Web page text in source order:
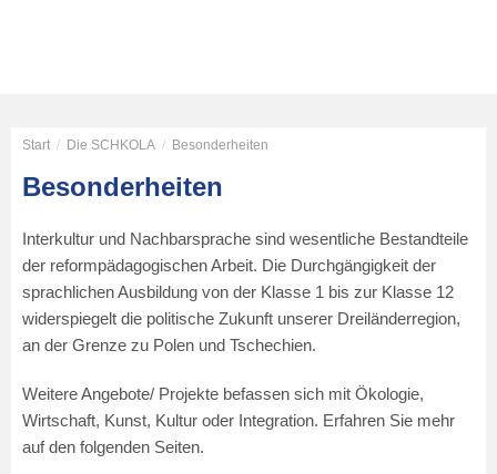
Start / Die SCHKOLA / Besonderheiten
Besonderheiten
Interkultur und Nachbarsprache sind wesentliche Bestandteile
der reformpädagogischen Arbeit. Die Durchgängigkeit der
sprachlichen Ausbildung von der Klasse 1 bis zur Klasse 12
widerspiegelt die politische Zukunft unserer Dreiländerregion,
an der Grenze zu Polen und Tschechien.
Weitere Angebote/ Projekte befassen sich mit Ökologie,
Wirtschaft, Kunst, Kultur oder Integration. Erfahren Sie mehr
auf den folgenden Seiten.